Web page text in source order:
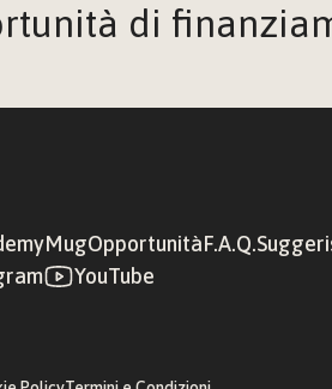
di
MugOpportunitàF.A.Q.
YouTube